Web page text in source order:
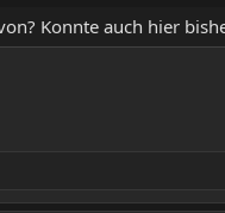
Konnte auch hier